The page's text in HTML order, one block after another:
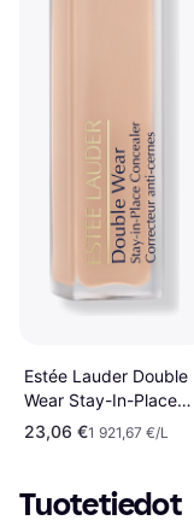
Estée Lauder Double
Wear Stay-In-Place
Concealer 3C 12 ml
23,06 €1 921,67 €/L
Tuotetiedot